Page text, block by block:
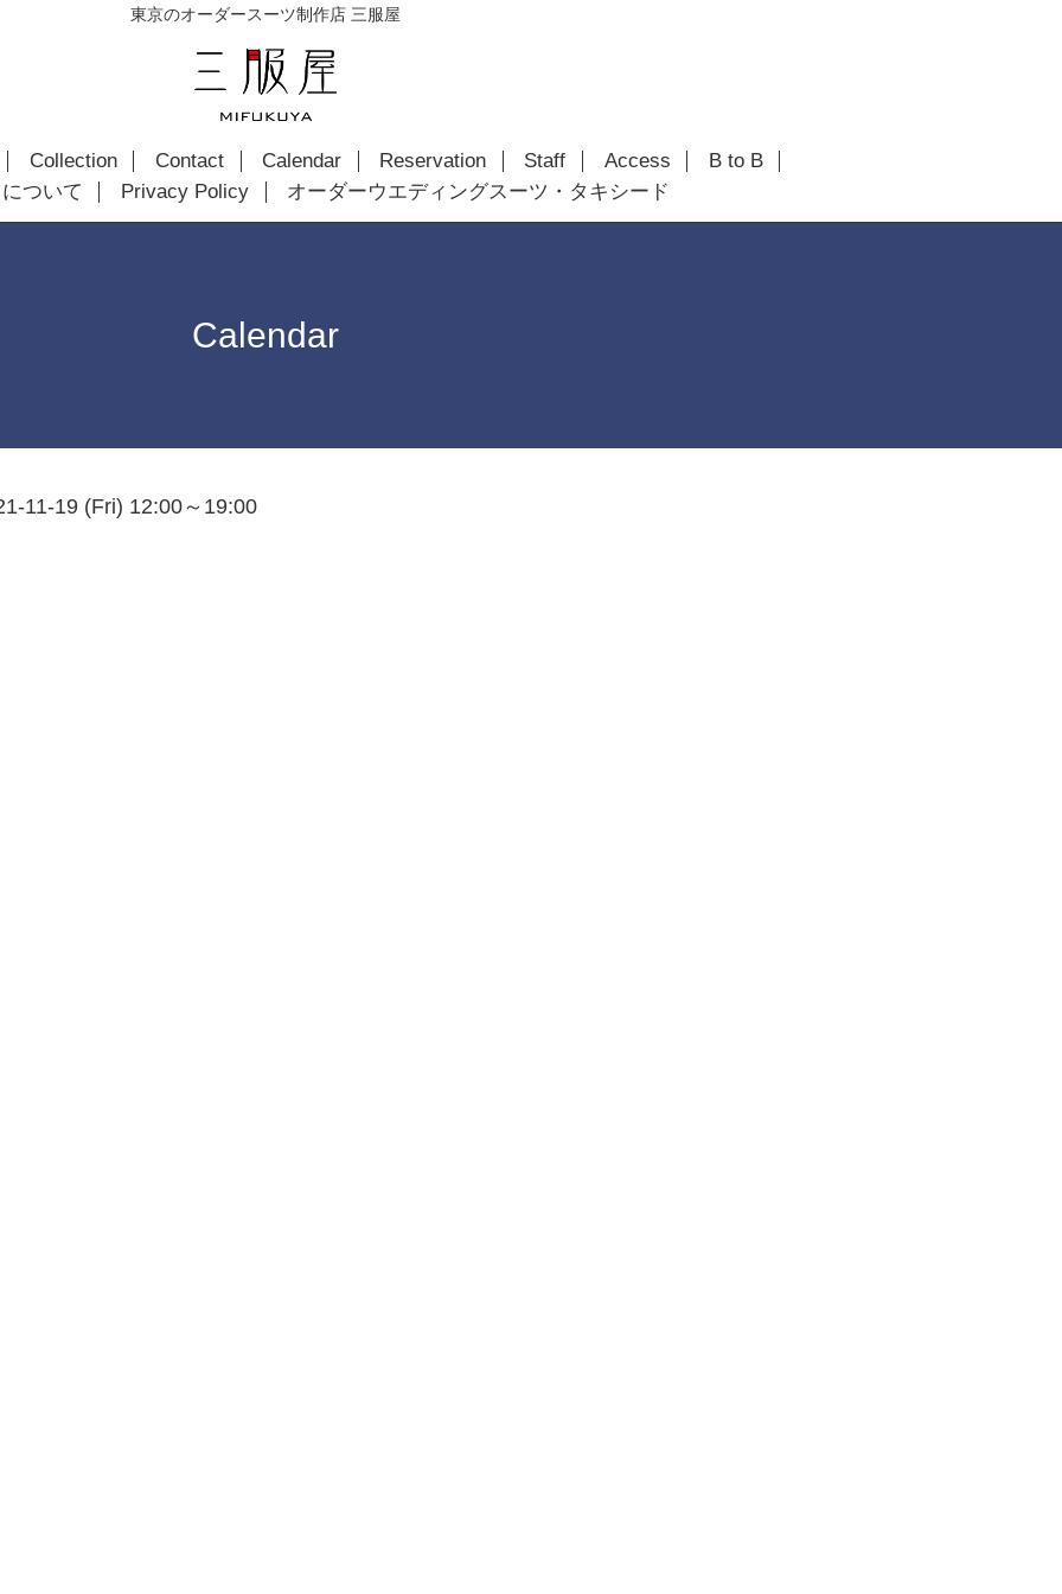
東京のオーダースーツ制作店 三服屋
Collection Contact Calendar Reservation Staff Access
B to B
ついて
Privacy Policy オーダーウエディングスーツ・タキシード
Calendar
11-19 (Fri) 12:00～19:00